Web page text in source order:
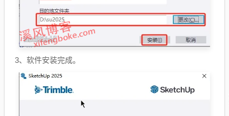
3、软件安装完成。